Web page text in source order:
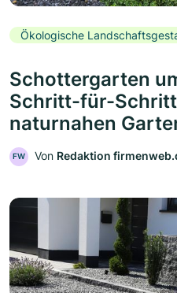
Ökologische
Schottergarten
Schritt-für-
naturnahen
FW Von Redaktion